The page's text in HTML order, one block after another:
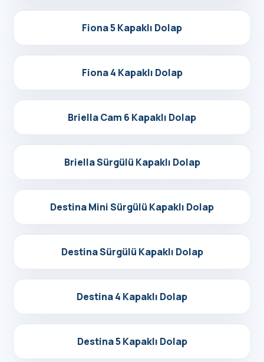
Detayları Gör
Fiona 5 Kapaklı Dolap
Detayları Gör
Fiona 4 Kapaklı Dolap
Detayları Gör
Briella Cam 6 Kapaklı Dolap
Detayları Gör
Briella Sürgülü Kapaklı Dolap
Detayları Gör
Destina Mini Sürgülü Kapaklı Dolap
Detayları Gör
Destina Sürgülü Kapaklı Dolap
Detayları Gör
Destina 4 Kapaklı Dolap
Detayları Gör
Destina 5 Kapaklı Dolap